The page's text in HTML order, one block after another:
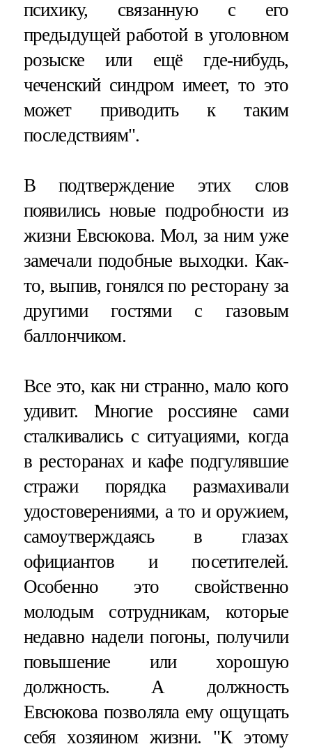
психику, связанную с его
предыдущей работой в уголовном
розыске или ещё где-нибудь,
чеченский синдром имеет, то это
может приводить к таким
последствиям".
В подтверждение этих слов
появились новые подробности из
жизни Евсюкова. Мол, за ним уже
замечали подобные выходки. Как-
то, выпив, гонялся по ресторану за
другими гостями с газовым
баллончиком.
Все это, как ни странно, мало кого
удивит. Многие россияне сами
сталкивались с ситуациями, когда
в ресторанах и кафе подгулявшие
стражи порядка размахивали
удостоверениями, а то и оружием,
самоутверждаясь в глазах
официантов и посетителей.
Особенно это свойственно
молодым сотрудникам, которые
недавно надели погоны, получили
повышение или хорошую
должность. А должность
Евсюкова позволяла ему ощущать
себя хозяином жизни. "К этому